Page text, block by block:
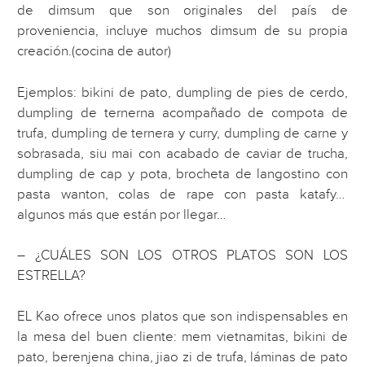
de dimsum que son originales del país de
proveniencia, incluye muchos dimsum de su propia
creación.(cocina de autor)
Ejemplos: bikini de pato, dumpling de pies de cerdo,
dumpling de ternerna acompañado de compota de
trufa, dumpling de ternera y curry, dumpling de carne y
sobrasada, siu mai con acabado de caviar de trucha,
dumpling de cap y pota, brocheta de langostino con
pasta wanton, colas de rape con pasta katafy…
algunos más que están por llegar…
– ¿CUÁLES SON LOS OTROS PLATOS SON LOS
ESTRELLA?
EL Kao ofrece unos platos que son indispensables en
la mesa del buen cliente: mem vietnamitas, bikini de
pato, berenjena china, jiao zi de trufa, láminas de pato